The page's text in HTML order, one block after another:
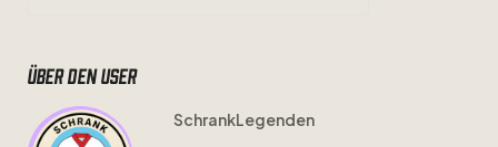
Über den user
SchrankLegenden